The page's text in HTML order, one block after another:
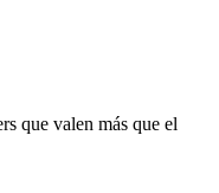
que valen más que el